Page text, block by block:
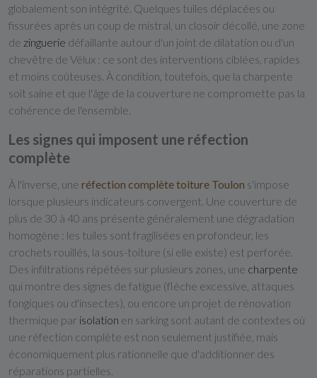
globalement son intégrité. Quelques tuiles déplacées ou
fissurées après un coup de mistral, un closoir décollé, une zone
de zinguerie défaillante autour d'un joint de dilatation ou d'un
chevêtre de Vélux : ce sont des interventions ciblées, rapides
et moins coûteuses. À condition, toutefois, que la charpente
soit saine et que l'âge de la couverture ne compromette pas la
cohérence de l'ensemble.
Les signes qui imposent une réfection
complète
À l'inverse, une réfection complète toiture Toulon s'impose
lorsque plusieurs indicateurs convergent. Une couverture de
plus de 30 à 40 ans présente généralement une dégradation
homogène : les tuiles sont fragilisées en profondeur, les
crochets rouillés, la sous-toiture (si elle existe) est perforée.
Des infiltrations répétées sur plusieurs zones, une charpente
qui montre des signes de fatigue (flèche excessive, attaques
fongiques ou d'insectes), ou encore un projet de rénovation
thermique par isolation en sarking sont autant de contextes où
une réfection complète est non seulement justifiée, mais
économiquement plus rationnelle que d'additionner des
réparations partielles.